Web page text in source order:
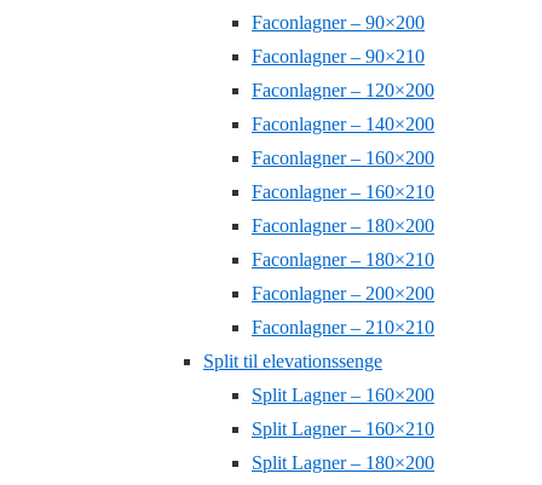
Faconlagner – 90×200
Faconlagner – 90×210
Faconlagner – 120×200
Faconlagner – 140×200
Faconlagner – 160×200
Faconlagner – 160×210
Faconlagner – 180×200
Faconlagner – 180×210
Faconlagner – 200×200
Faconlagner – 210×210
Split til elevationssenge
Split Lagner – 160×200
Split Lagner – 160×210
Split Lagner – 180×200